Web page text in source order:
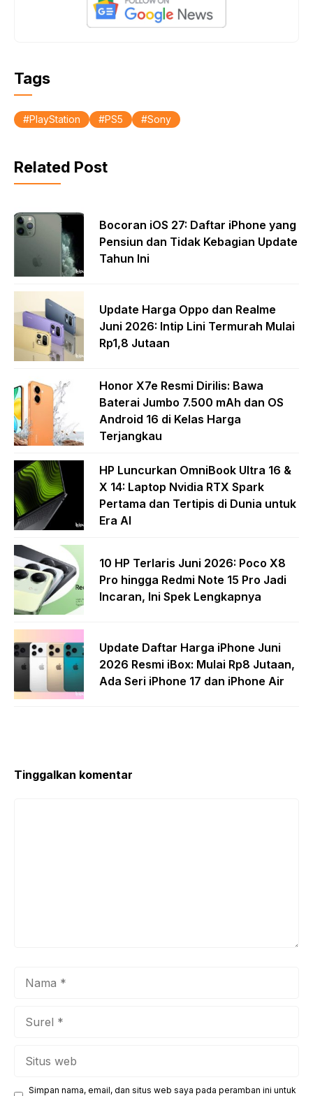
Tags
PlayStation PS5 Sony
Related Post
Bocoran iOS 27: Daftar iPhone yang
Pensiun dan Tidak Kebagian Update
Tahun Ini
Update Harga Oppo dan Realme
Juni 2026: Intip Lini Termurah Mulai
Rp1,8 Jutaan
Honor X7e Resmi Dirilis: Bawa
Baterai Jumbo 7.500 mAh dan OS
Android 16 di Kelas Harga
Terjangkau
HP Luncurkan OmniBook Ultra 16 &
X 14: Laptop Nvidia RTX Spark
Pertama dan Tertipis di Dunia untuk
Era AI
10 HP Terlaris Juni 2026: Poco X8
Pro hingga Redmi Note 15 Pro Jadi
Incaran, Ini Spek Lengkapnya
Update Daftar Harga iPhone Juni
2026 Resmi iBox: Mulai Rp8 Jutaan,
Ada Seri iPhone 17 dan iPhone Air
Tinggalkan komentar
Simpan nama, email, dan situs web saya pada peramban ini untuk